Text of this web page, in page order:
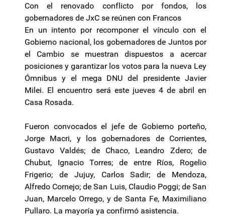
Con el renovado conflicto por fondos, los
gobernadores de JxC se reúnen con Francos
En un intento por recomponer el vínculo con el
Gobierno nacional, los gobernadores de Juntos por
el Cambio se muestran dispuestos a acercar
posiciones y garantizar los votos para la nueva Ley
Ómnibus y el mega DNU del presidente Javier
Milei. El encuentro será este jueves 4 de abril en
Casa Rosada.
Fueron convocados el jefe de Gobierno porteño,
Jorge Macri, y los gobernadores de Corrientes,
Gustavo Valdés; de Chaco, Leandro Zdero; de
Chubut, Ignacio Torres; de entre Ríos, Rogelio
Frigerio; de Jujuy, Carlos Sadir; de Mendoza,
Alfredo Cornejo; de San Luis, Claudio Poggi; de San
Juan, Marcelo Orrego, y de Santa Fe, Maximiliano
Pullaro. La mayoría ya confirmó asistencia.